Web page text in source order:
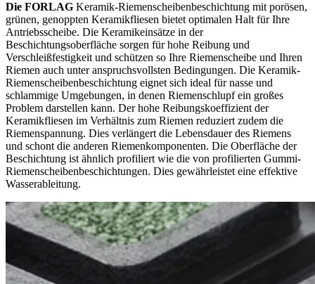
Die FORLAG Keramik-Riemenscheibenbeschichtung mit porösen,
grünen, genoppten Keramikfliesen bietet optimalen Halt für Ihre
Antriebsscheibe. Die Keramikeinsätze in der
Beschichtungsoberfläche sorgen für hohe Reibung und
Verschleißfestigkeit und schützen so Ihre Riemenscheibe und Ihren
Riemen auch unter anspruchsvollsten Bedingungen. Die Keramik-
Riemenscheibenbeschichtung eignet sich ideal für nasse und
schlammige Umgebungen, in denen Riemenschlupf ein großes
Problem darstellen kann. Der hohe Reibungskoeffizient der
Keramikfliesen im Verhältnis zum Riemen reduziert zudem die
Riemenspannung. Dies verlängert die Lebensdauer des Riemens
und schont die anderen Riemenkomponenten. Die Oberfläche der
Beschichtung ist ähnlich profiliert wie die von profilierten Gummi-
Riemenscheibenbeschichtungen. Dies gewährleistet eine effektive
Wasserableitung.